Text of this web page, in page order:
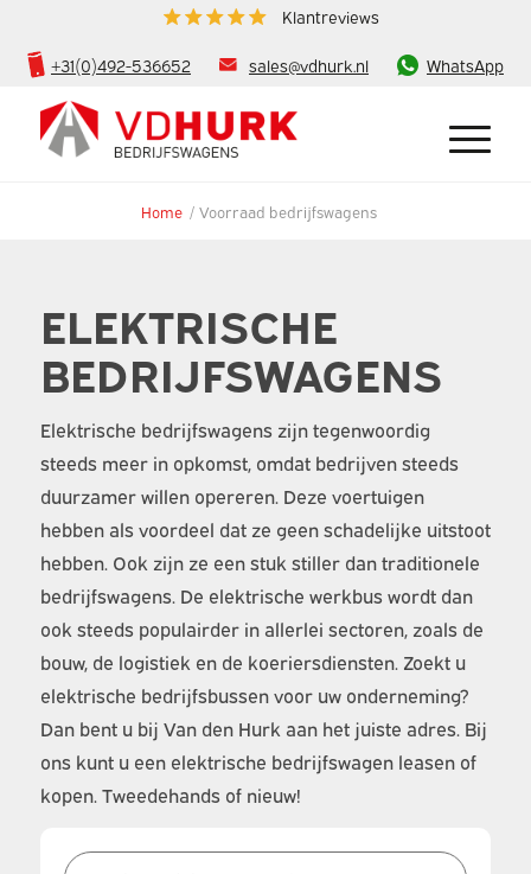
Klantreviews
+31(0)492-536652 sales@vdhurk.nl WhatsApp
Home / Voorraad bedrijfswagens
ELEKTRISCHE
BEDRIJFSWAGENS
Elektrische bedrijfswagens zijn tegenwoordig
steeds meer in opkomst, omdat bedrijven steeds
duurzamer willen opereren. Deze voertuigen
hebben als voordeel dat ze geen schadelijke uitstoot
hebben. Ook zijn ze een stuk stiller dan traditionele
bedrijfswagens. De elektrische werkbus wordt dan
ook steeds populairder in allerlei sectoren, zoals de
bouw, de logistiek en de koeriersdiensten. Zoekt u
elektrische bedrijfsbussen voor uw onderneming?
Dan bent u bij Van den Hurk aan het juiste adres. Bij
ons kunt u een elektrische bedrijfswagen leasen of
kopen. Tweedehands of nieuw!